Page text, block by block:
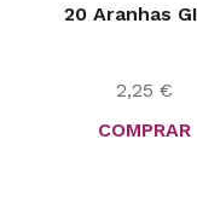
20 Aranhas
2,25 €
COMPRAR